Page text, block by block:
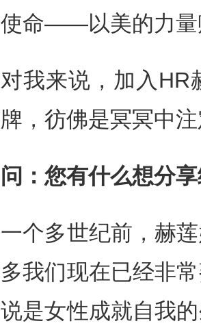
使命——以美的力
对我来说，加入 HR
牌，彷佛是冥冥中
问：您有什么想分
一个多世纪前，赫
多我们现在已经非
说是女性成就自我的